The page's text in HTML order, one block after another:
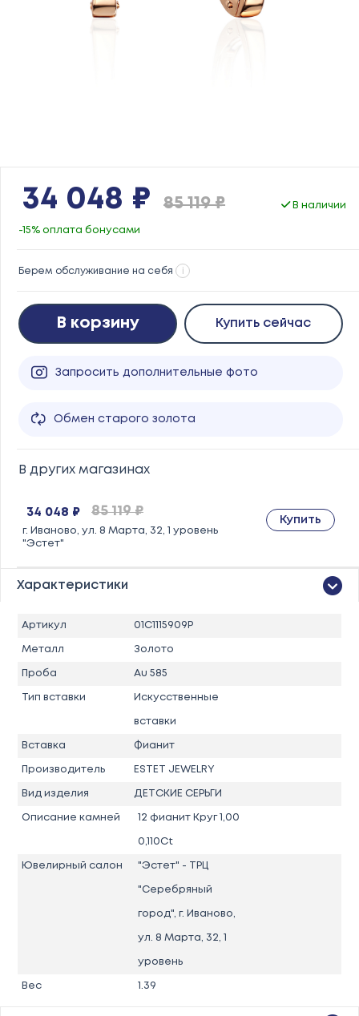
34 048 ₽ 85 119 ₽ В наличии
-15% оплата бонусами
Берем обслуживание на себя i
В корзину Купить сейчас
Запросить дополнительные фото
Обмен старого золота
В других магазинах
34 048 ₽ 85 119 ₽
г. Иваново, ул. 8 Марта, 32, 1 уровень
"Эстет"
Купить
Характеристики
Артикул 01С1115909Р
Металл Золото
Проба Au 585
Тип вставки Искусственные
вставки
Вставка Фианит
Производитель ESTET JEWELRY
Вид изделия ДЕТСКИЕ СЕРЬГИ
Описание камней 12 фианит Круг 1,00
0,110Ct
Ювелирный салон "Эстет" - ТРЦ
"Серебряный
город", г. Иваново,
ул. 8 Марта, 32, 1
уровень
Вес 1.39